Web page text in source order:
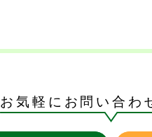
お気軽にお問い合わ